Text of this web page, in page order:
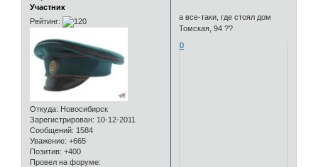
Участник
Рейтинг:
Откуда: Новосибирск
Зарегистрирован: 10-12-2011
Сообщений: 1584
Уважение: +665
Позитив: +400
Провел на форуме:
а все-таки, где стоял дом
Томская, 94 ??
0